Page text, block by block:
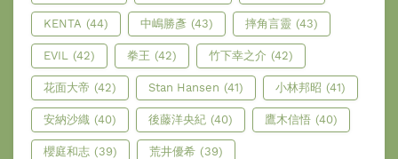
KENTA (44) 中嶋勝彥 (43) 摔角言靈 (43)
EVIL (42) 拳王 (42) 竹下幸之介 (42)
花面大帝 (42) Stan Hansen (41) 小林邦昭 (41)
安納沙織 (40) 後藤洋央紀 (40) 鷹木信悟 (40)
櫻庭和志 (39) 荒井優希 (39)